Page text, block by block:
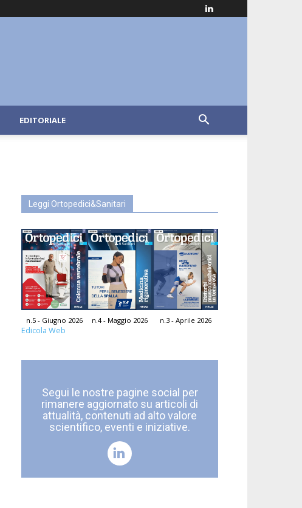
EDITORIALE
Leggi Ortopedici&Sanitari
n.5 - Giugno 2026 n.4 - Maggio 2026 n.3 - Aprile 2026
Edicola Web
Segui le nostre pagine social per
rimanere aggiornato su articoli di
attualità, contenuti ad alto valore
scientifico, eventi e iniziative.